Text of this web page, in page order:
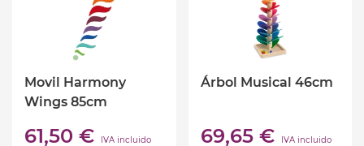
Movil Harmony
Wings 85cm
61,50 € IVA incluido
Árbol Musical 46cm
69,65 € IVA incluido